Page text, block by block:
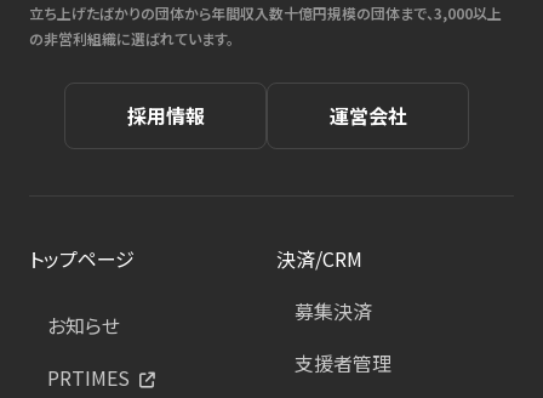
立ち上げたばかりの団体から年間収入数十億円規模の団体まで、3,000以上
の非営利組織に選ばれています。
採用情報 運営会社
トップページ
お知らせ
PRTIMES
決済/CRM
募集決済
支援者管理